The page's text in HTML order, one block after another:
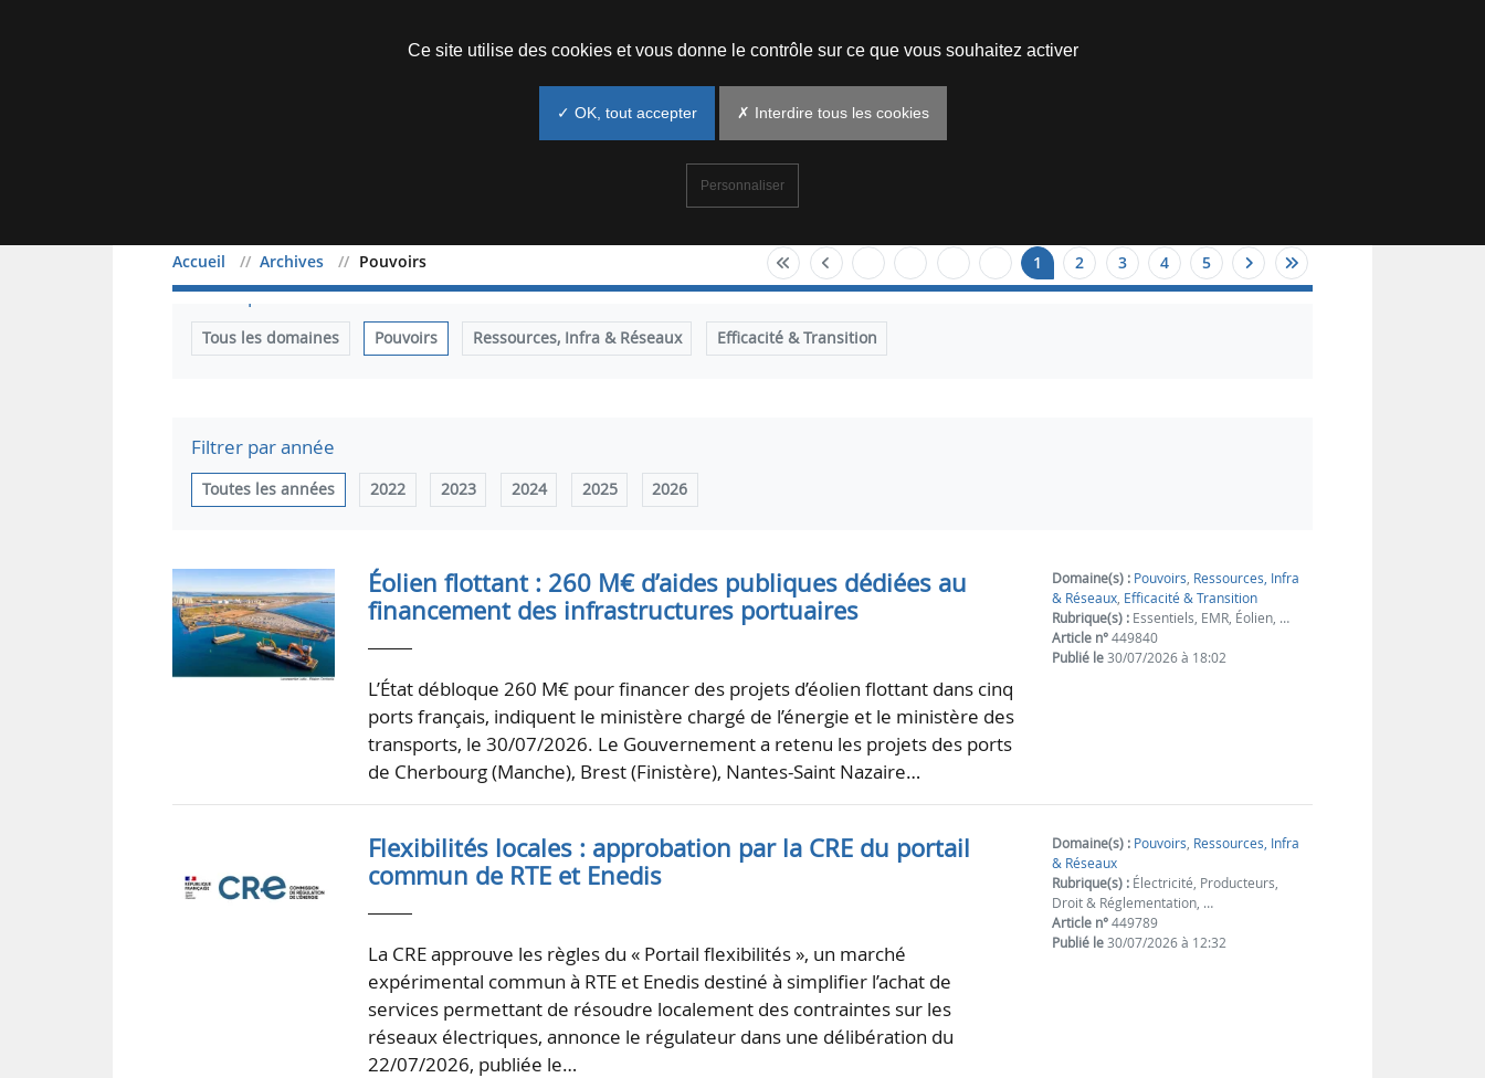
Accueil Archives Pouvoirs 1 2 3 4 5
Filtrer par domaine
Tous les domaines Pouvoirs Ressources, Infra & Réseaux Efficacité & Transition
Filtrer par année
Toutes les années 2022 2023 2024 2025 2026
Éolien flottant : 260 M€ d’aides publiques dédiées au
financement des infrastructures portuaires
L’État débloque 260 M€ pour financer des projets d’éolien flottant dans cinq
ports français, indiquent le ministère chargé de l’énergie et le ministère des
transports, le 30/07/2026. Le Gouvernement a retenu les projets des ports
de Cherbourg (Manche), Brest (Finistère), Nantes-Saint Nazaire…
Domaine(s) : Pouvoirs, Ressources, Infra
& Réseaux, Efficacité & Transition
Rubrique(s) : Essentiels, EMR, Éolien, …
Article n°449840
Publié le30/07/2026 à 18:02
Flexibilités locales : approbation par la CRE du portail
commun de RTE et Enedis
La CRE approuve les règles du « Portail flexibilités », un marché
expérimental commun à RTE et Enedis destiné à simplifier l’achat de
services permettant de résoudre localement des contraintes sur les
réseaux électriques, annonce le régulateur dans une délibération du
22/07/2026, publiée le…
Domaine(s) : Pouvoirs, Ressources, Infra
& Réseaux
Rubrique(s) : Électricité, Producteurs,
Droit & Réglementation, …
Article n°449789
Publié le30/07/2026 à 12:32
Ce site utilise des cookies et vous donne le contrôle sur ce que vous souhaitez activer
✓ OK, tout accepter ✗ Interdire tous les cookies
Personnaliser